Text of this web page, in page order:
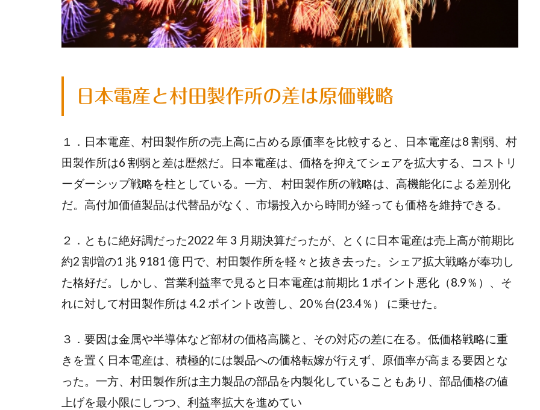
日本電産と村田製作所の差は原価戦略
１．日本電産、村田製作所の売上高に占める原価率を比較すると、日本電産は8 割弱、村
田製作所は6 割弱と差は歴然だ。日本電産は、価格を抑えてシェアを拡大する、コストリ
ーダーシップ戦略を柱としている。一方、 村田製作所の戦略は、高機能化による差別化
だ。高付加価値製品は代替品がなく、市場投入から時間が経っても価格を維持できる。
２．ともに絶好調だった2022 年 3 月期決算だったが、とくに日本電産は売上高が前期比
約2 割増の1 兆 9181 億 円で、村田製作所を軽々と抜き去った。シェア拡大戦略が奉功し
た格好だ。しかし、営業利益率で見ると日本電産は前期比 1 ポイント悪化（8.9％）、そ
れに対して村田製作所は 4.2 ポイント改善し、20％台(23.4％） に乗せた。
３．要因は金属や半導体など部材の価格高騰と、その対応の差に在る。低価格戦略に重
きを置く日本電産は、積極的には製品への価格転嫁が行えず、原価率が高まる要因とな
った。一方、村田製作所は主力製品の部品を内製化していることもあり、部品価格の値
上げを最小限にしつつ、利益率拡大を進めてい